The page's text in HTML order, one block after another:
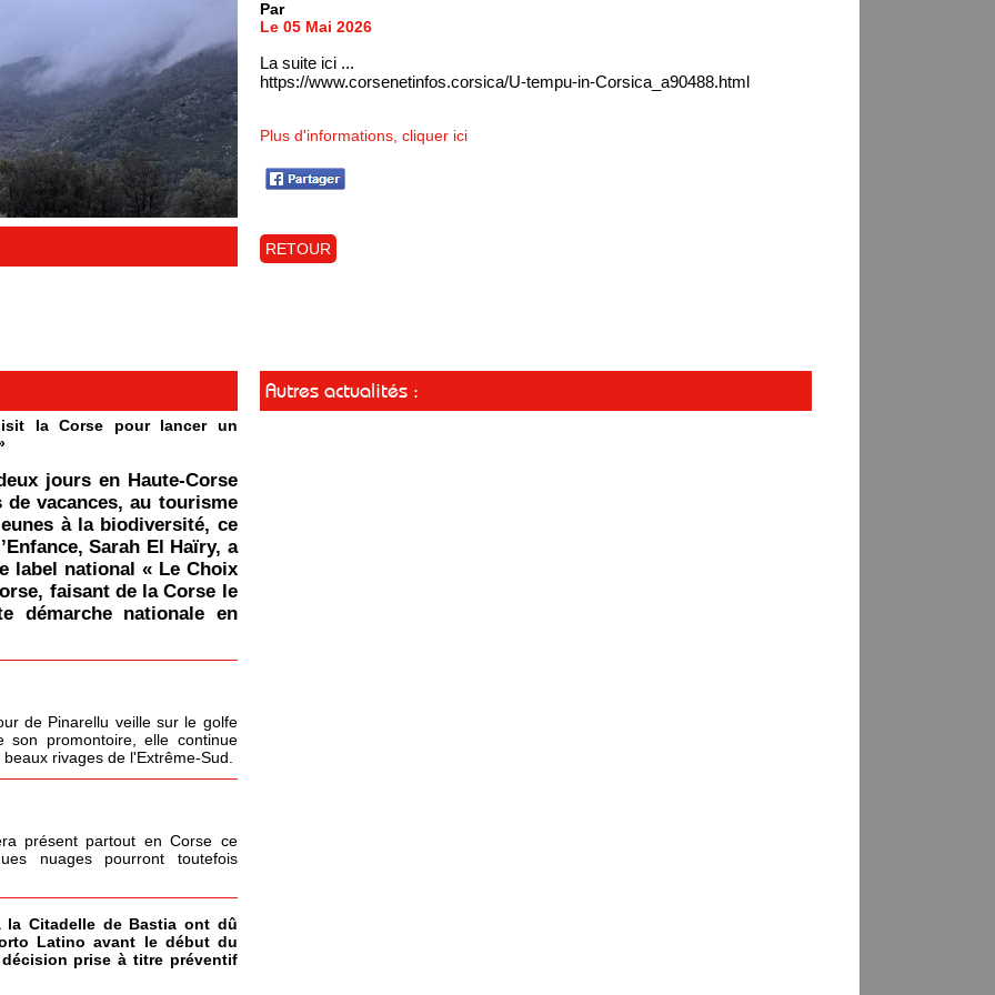
Par
Le 05 Mai 2026
La suite ici ...
https://www.corsenetinfos.corsica/U-tempu-in-Corsica_a90488.html
Plus d'informations, cliquer ici
RETOUR
la Corse pour lancer un
jours en Haute-Corse
vacances, au tourisme
à la biodiversité, ce
Sarah El Haïry, a
label national « Le Choix
faisant de la Corse le
démarche nationale en
de Pinarellu veille sur le golfe
promontoire, elle continue
rivages de l'Extrême-Sud.
présent partout en Corse ce
nuages pourront toutefois
Citadelle de Bastia ont dû
Latino avant le début du
prise à titre préventif
Autres actualités :